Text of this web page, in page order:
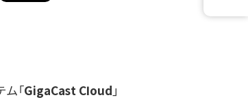
「GigaCast Cloud 」